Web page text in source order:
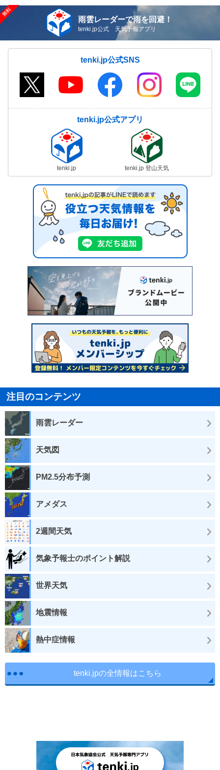
雨雲レーダーで雨を回避！
tenki.jp公式 天気予報アプリ
tenki.jp公式SNS
tenki.jp公式アプリ
tenki.jp tenki.jp 登山天気
注目のコンテンツ
雨雲レーダー
天気図
PM2.5分布予測
アメダス
2週間天気
気象予報士のポイント解説
世界天気
地震情報
熱中症情報
tenki.jpの全情報はこちら